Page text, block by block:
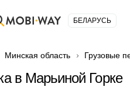
БЕЛАРУСЬ
Минская область Грузовые
в Марьиной Горке